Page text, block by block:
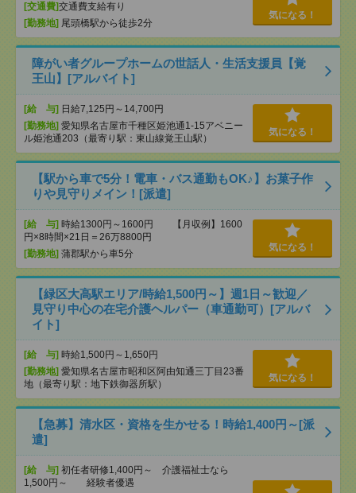
[交通費]交通費支給有り
[勤務地] 尾頭橋駅から徒歩2分
気になる！
障がい者グループホームの世話人・生活支援員【覚
王山】[アルバイト]
[給 与] 日給7,125円～14,700円
[勤務地] 愛知県名古屋市千種区姫池通1-15アベニー
ル姫池通203（最寄り駅：東山線覚王山駅）
気になる！
【駅から車で5分！電車・バス通勤もOK♪】お菓子作
りや見守りメイン！[派遣]
[給 与] 時給1300円～1600円 【月収例】1600
円×8時間×21日＝26万8800円
[勤務地] 蒲郡駅から車5分
気になる！
【緑区大高駅エリア/時給1,500円～】週1日～歓迎／
見守り中心の在宅介護ヘルパー（車通勤可）[アルバ
イト]
[給 与] 時給1,500円～1,650円
[勤務地] 愛知県名古屋市昭和区阿由知通三丁目23番
地（最寄り駅：地下鉄御器所駅）
気になる！
【急募】清水区・資格を生かせる！時給1,400円～[派
遣]
[給 与] 初任者研修1,400円～ 介護福祉士なら
1,500円～ 経験者優遇